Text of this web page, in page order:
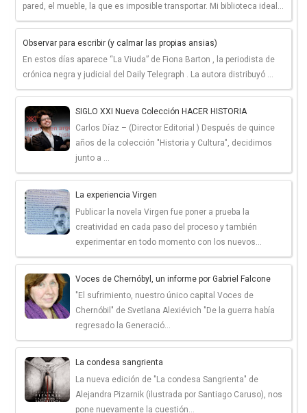
pared, el mueble, la que es imposible transportar. Mi biblioteca ideal...
Observar para escribir (y calmar las propias ansias)
En estos días aparece “La Viuda” de Fiona Barton , la periodista de
crónica negra y judicial del Daily Telegraph . La autora distribuyó ...
SIGLO XXI Nueva Colección HACER HISTORIA
Carlos Díaz – (Director Editorial ) Después de quince
años de la colección "Historia y Cultura", decidimos
junto a ...
La experiencia Virgen
Publicar la novela Virgen fue poner a prueba la
creatividad en cada paso del proceso y también
experimentar en todo momento con los nuevos...
Voces de Chernóbyl, un informe por Gabriel Falcone
"El sufrimiento, nuestro único capital Voces de
Chernóbil" de Svetlana Alexiévich "De la guerra había
regresado la Generació...
La condesa sangrienta
La nueva edición de "La condesa Sangrienta" de
Alejandra Pizarnik (ilustrada por Santiago Caruso), nos
pone nuevamente la cuestión...